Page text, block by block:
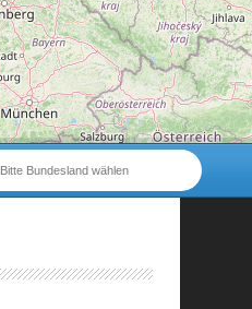
Bitte Bundesland wählen